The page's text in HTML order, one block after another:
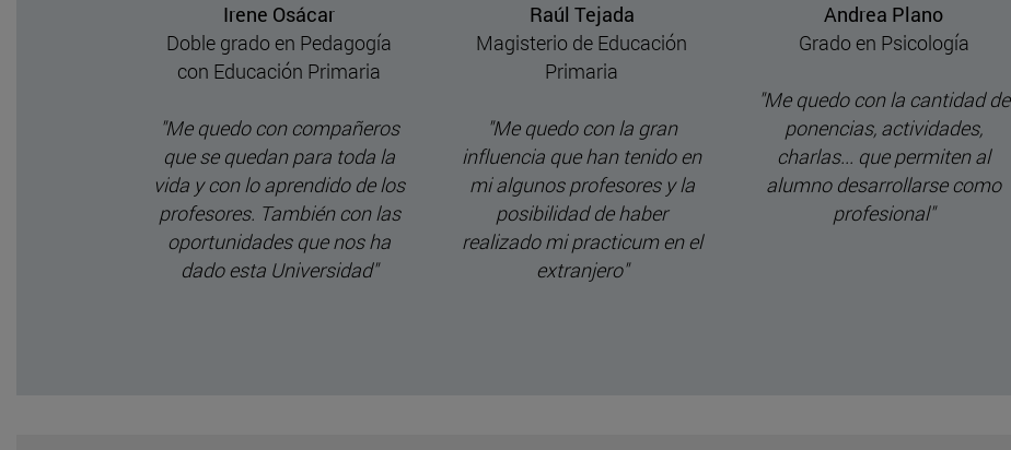
Irene Osácar
Doble grado en Pedagogía
con Educación Primaria
"Me quedo con compañeros
que se quedan para toda la
vida y con lo aprendido de los
profesores. También con las
oportunidades que nos ha
dado esta Universidad"
Raúl Tejada
Magisterio de Educación
Primaria
"Me quedo con la gran
influencia que han tenido en
mi algunos profesores y la
posibilidad de haber
realizado mi practicum en el
extranjero"
Andrea Plano
Grado en Psicología
"Me quedo con la cantidad de
ponencias, actividades,
charlas... que permiten al
alumno desarrollarse como
profesional"